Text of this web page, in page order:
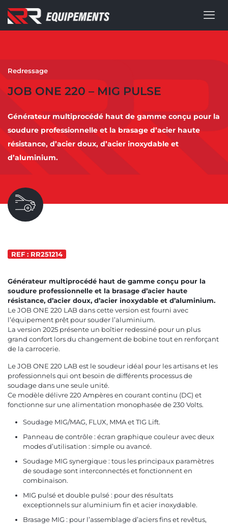
Redressage
JOB ONE 220 – MIG PULSE
Générateur multiprocédé haut de gamme conçu pour la
soudure professionnelle et la brasage d’acier haute
résistance, d’acier doux, d’acier inoxydable et
d’aluminium.
REF : RR251214
Générateur multiprocédé haut de gamme conçu pour la
soudure professionnelle et la brasage d’acier haute
résistance, d’acier doux, d’acier inoxydable et d’aluminium.
Le JOB ONE 220 LAB dans cette version est fourni avec
l’équipement prêt pour souder l’aluminium.
La version 2025 présente un boîtier redessiné pour un plus
grand confort lors du changement de bobine tout en renforçant
de la carrocerie.
Le JOB ONE 220 LAB est le soudeur idéal pour les artisans et les
professionnels qui ont besoin de différents processus de
soudage dans une seule unité.
Ce modèle délivre 220 Ampères en courant continu (DC) et
fonctionne sur une alimentation monophasée de 230 Volts.
Soudage MIG/MAG, FLUX, MMA et TIG Lift.
Panneau de contrôle : écran graphique couleur avec deux
modes d’utilisation : simple ou avancé.
Soudage MIG synergique : tous les principaux paramètres
de soudage sont interconnectés et fonctionnent en
combinaison.
MIG pulsé et double pulsé : pour des résultats
exceptionnels sur aluminium fin et acier inoxydable.
Brasage MIG : pour l’assemblage d’aciers fins et revêtus,